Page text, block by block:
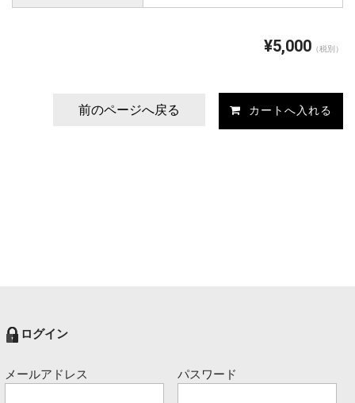
¥5,000 （税別）
前のページへ戻る
ログイン
メールアドレス パスワード